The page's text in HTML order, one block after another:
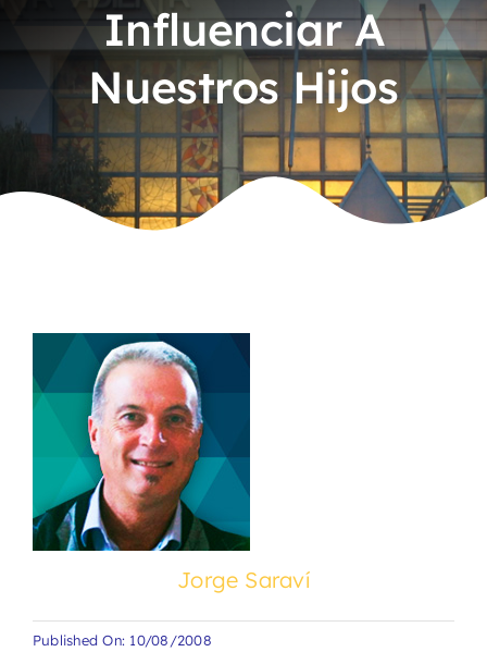
Influenciar A
Nuestros Hijos
Jorge Saraví
Published On: 10/08/2008